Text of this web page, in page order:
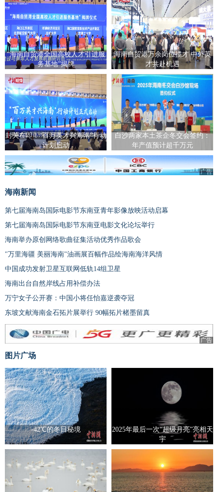
“海南自贸港全国高校人才引进服
务基地”揭牌
海南自贸港万余岗位揽才 中外英
才共赴机遇
封关在即！“百万英才兴海南”行动
计划启动
白沙两家本土茶企冬交会签约：
年产值预计超千万元
广告
海南新闻
第七届海南岛国际电影节东南亚青年影像放映活动启幕
第七届海南岛国际电影节东南亚电影文化论坛举行
海南举办原创网络歌曲征集活动优秀作品歌会
"万里海疆 美丽海南"油画展百幅作品绘海南海洋风情
中国成功发射卫星互联网低轨14组卫星
海南出台自然岸线占用补偿办法
万宁女子公开赛：中国小将任怡嘉逆袭夺冠
东坡文献海南金石拓片展举行 90幅拓片楮墨留真
广告
图片广场
-42℃的冬日秘境
2025年最后一次“超级月亮”亮相天
宇